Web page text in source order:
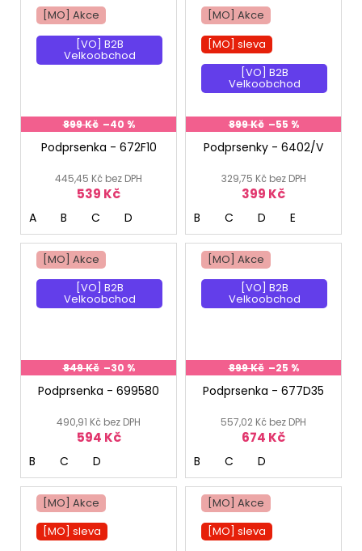
[MO] Akce
[VO] B2B
Velkoobchod
899 Kč –40 %
Podprsenka - 672F10
445,45 Kč bez DPH
539 Kč
A B C D
[MO] Akce
[MO] sleva
[VO] B2B
Velkoobchod
899 Kč –55 %
Podprsenky - 6402/V
329,75 Kč bez DPH
399 Kč
B C D E
[MO] Akce
[VO] B2B
Velkoobchod
849 Kč –30 %
Podprsenka - 699580
490,91 Kč bez DPH
594 Kč
B C D
[MO] Akce
[VO] B2B
Velkoobchod
899 Kč –25 %
Podprsenka - 677D35
557,02 Kč bez DPH
674 Kč
B C D
[MO] Akce
[MO] sleva
[MO] Akce
[MO] sleva